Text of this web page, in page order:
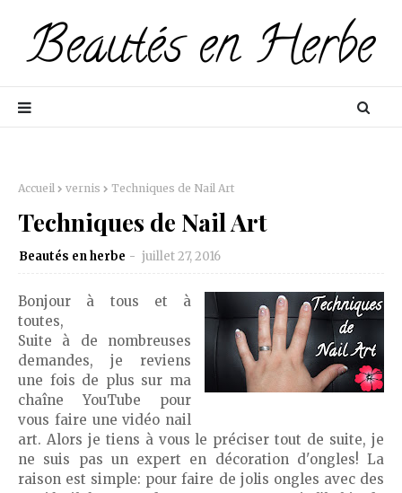
Accueil vernis Techniques de Nail Art
Techniques de Nail Art
Beautés en herbe juillet 27, 2016
Bonjour à tous et à
toutes,
Suite à de nombreuses
demandes, je reviens
une fois de plus sur ma
chaîne YouTube pour
vous faire une vidéo nail
art. Alors je tiens à vous le préciser tout de suite, je
ne suis pas un expert en décoration d'ongles! La
raison est simple: pour faire de jolis ongles avec des